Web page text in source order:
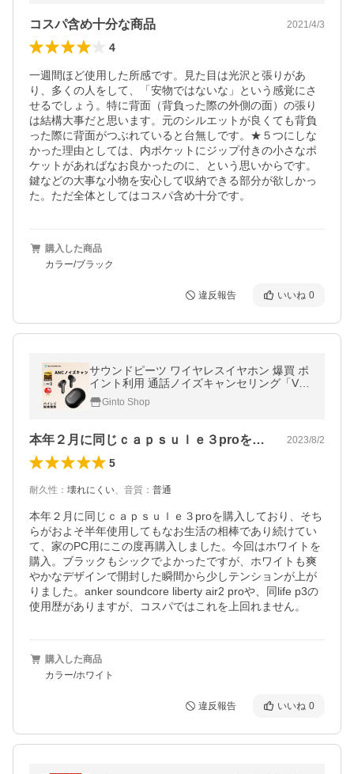
コスパ含め十分な商品 2021/4/3
4
一週間ほど使用した所感です。見た目は光沢と張りがあ
り、多くの人をして、「安物ではないな」という感覚にさ
せるでしょう。特に背面（背負った際の外側の面）の張り
は結構大事だと思います。元のシルエットが良くても背負
った際に背面がつぶれていると台無しです。★５つにしな
かった理由としては、内ポケットにジップ付きの小さなポ
ケットがあればなお良かったのに、という思いからです。
鍵などの大事な小物を安心して収納できる部分が欲しかっ
た。ただ全体としてはコスパ含め十分です。
購入した商品
カラー/ブラック
違反報告 いいね 0
サウンドピーツ ワイヤレスイヤホン 爆買 ポ
イント利用 通話ノイズキャンセリング「VG
P2023金賞」ハイレゾ SOUNDPEATS Capsu
le3Pro ANCアクティブ 専用アプリ
Ginto Shop
本年２月に同じｃａｐｓｕｌｅ３proを… 2023/8/2
5
耐久性 ： 壊れにくい、 音質 ： 普通
本年２月に同じｃａｐｓｕｌｅ３proを購入しており、そち
らがおよそ半年使用してもなお生活の相棒であり続けてい
て、家のPC用にこの度再購入しました。今回はホワイトを
購入。ブラックもシックでよかったですが、ホワイトも爽
やかなデザインで開封した瞬間から少しテンションが上が
りました。anker soundcore liberty air2 proや、同life p3の
使用歴がありますが、コスパではこれを上回れません。
購入した商品
カラー/ホワイト
違反報告 いいね 0